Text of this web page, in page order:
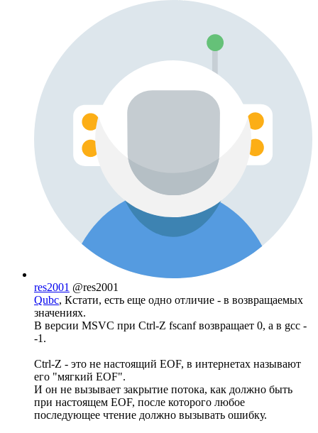
res2001 @res2001
Qubc, Кстати, есть еще одно отличие - в возвращаемых
значениях.
В версии MSVC при Ctrl-Z fscanf возвращает 0, а в gcc -
-1.
Ctrl-Z - это не настоящий EOF, в интернетах называют
его "мягкий EOF".
И он не вызывает закрытие потока, как должно быть
при настоящем EOF, после которого любое
последующее чтение должно вызывать ошибку.